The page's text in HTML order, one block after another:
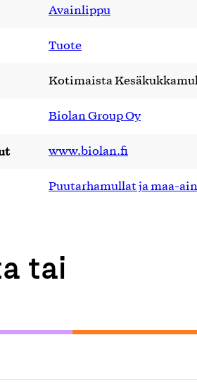
Avainlippu
Tuote
Kotimaista
Biolan Group Oy
www.biolan.fi
Puutarhamullat ja maa-
tai